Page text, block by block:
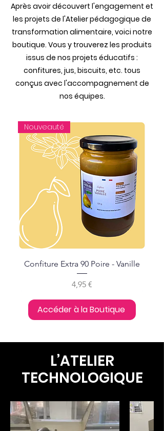
Après avoir découvert l'engagement et
les projets de l'Atelier pédagogique de
transformation alimentaire, voici notre
boutique. Vous y trouverez les produits
issus de nos projets éducatifs :
confitures, jus, biscuits, etc. tous
conçus avec l'accompagnement de
nos équipes.
Nouveauté
Confiture Extra 90 Poire - Vanille
Prix
4,95 €
Accéder à la Boutique
L’ATELIER
TECHNOLOGIQUE